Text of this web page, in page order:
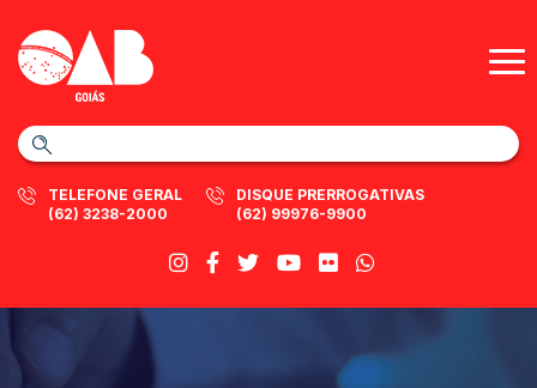
TELEFONE GERAL
(62) 3238-2000
DISQUE PRERROGATIVAS
(62) 99976-9900